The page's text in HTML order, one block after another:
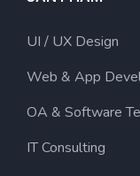
UI / UX Design
Web & App
OA & Software
IT Consulting